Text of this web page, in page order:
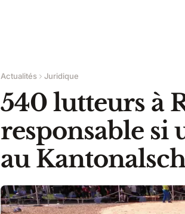
Actualités Juridique
540 lutteurs à
responsable si
au